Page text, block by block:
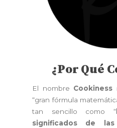
¿Por Qué
El nombre Cookiness
“gran fórmula
tan sencillo como “
significados de